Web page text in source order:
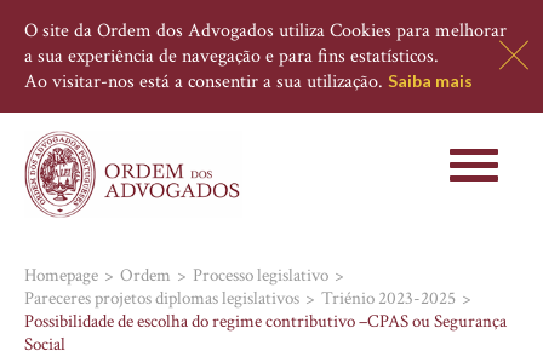
O site da Ordem dos Advogados utiliza Cookies para melhorar
a sua experiência de navegação e para fins estatísticos.
Ao visitar-nos está a consentir a sua utilização. Saiba mais
Toggle
Homepage Ordem
Processo legislativo
Pareceres projetos diplomas legislativos
Triénio 2023-2025
Possibilidade de escolha do regime contributivo –CPAS ou Segurança
Social